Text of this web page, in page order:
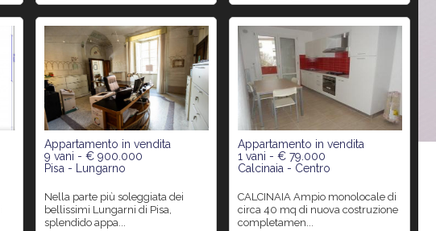
Appartamento in vendita
9 vani - € 900.000
Pisa - Lungarno
Nella parte più soleggiata dei
bellissimi Lungarni di Pisa,
splendido appa...
Appartamento in vendita
1 vani - € 79.000
Calcinaia - Centro
CALCINAIA Ampio monolocale di
circa 40 mq di nuova costruzione
completamen...